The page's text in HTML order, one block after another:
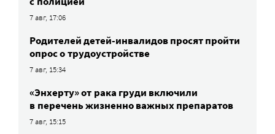
7 авг, 17:06
Родителей детей-инвалидов просят пройти
опрос о трудоустройстве
7 авг, 15:34
«Энхерту» от рака груди включили
в перечень жизненно важных препаратов
7 авг, 15:15